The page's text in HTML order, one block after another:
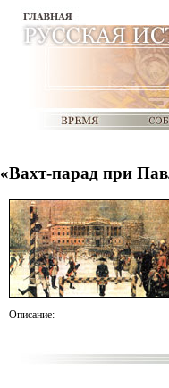
«Вахт-парад при
Описание: